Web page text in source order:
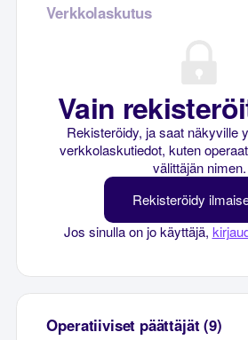
Verkkolaskutus
Vain
Rekisteröidy, ja saat näkyville
verkkolaskutiedot, kuten
välittäjän nimen.
Rekisteröidy
Jos sinulla on jo käyttäjä,
Operatiiviset päättäjät (9)